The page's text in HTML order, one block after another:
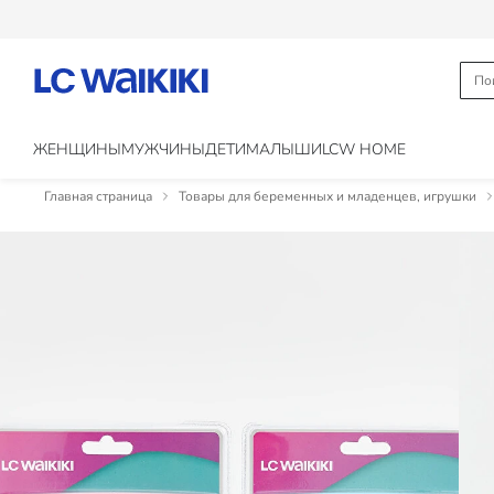
ЖЕНЩИНЫМУЖЧИНЫДЕТИМАЛЫШИLCW HOME
Главная страница Товары для беременных и младенцев, игрушки